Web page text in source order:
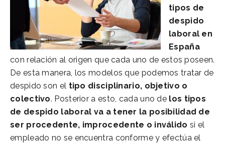
tipos de
despido
laboral en
España
con relación al origen que cada uno de estos poseen.
De esta manera, los modelos que podemos tratar de
despido son el tipo disciplinario, objetivo o
colectivo. Posterior a esto, cada uno de los tipos
de despido laboral va a tener la posibilidad de
ser procedente, improcedente o inválido si el
empleado no se encuentra conforme y efectúa el